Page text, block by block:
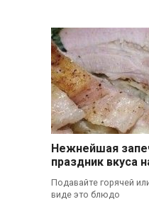
Нежнейшая
праздник вкуса
Подавайте горячей
виде это блюдо